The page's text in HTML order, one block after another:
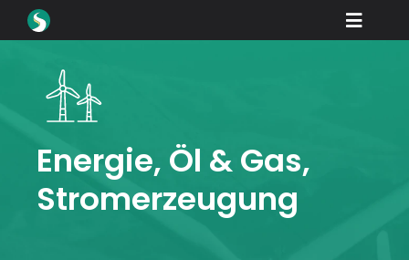
Zum
Inhalt
Toggle
Downloads
Wie Sie kaufen
Energie, Öl & Gas,
Stromerzeugung